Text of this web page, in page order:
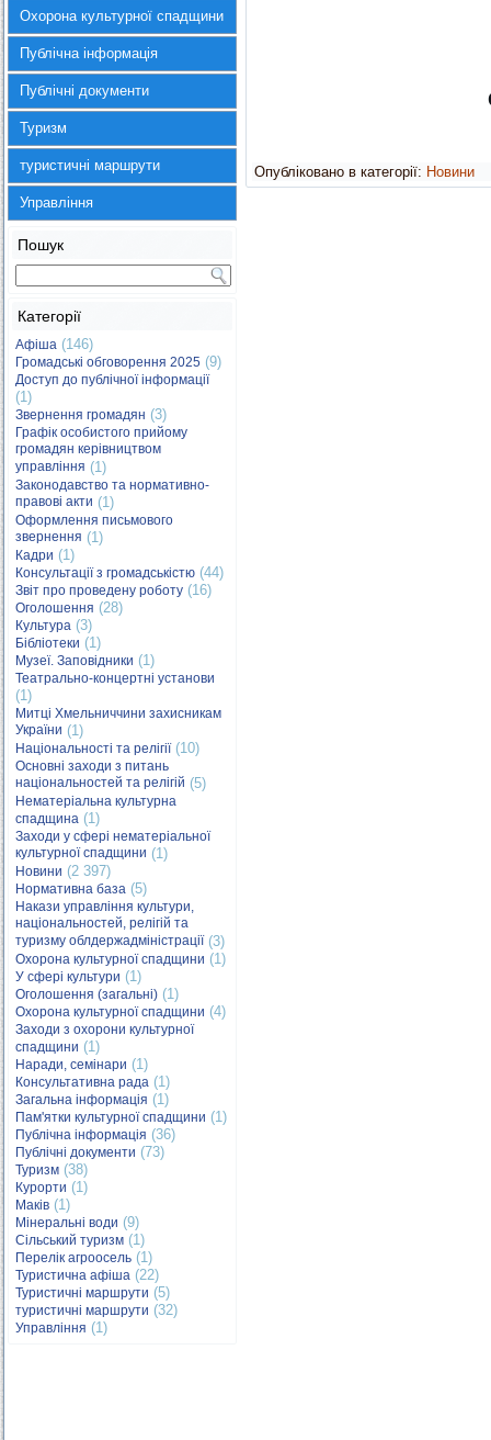
Охорона культурної спадщини
Публічна інформація
Публічні документи
Туризм
туристичні маршрути
Управління
Пошук
Категорії
Афіша (146)
Громадські обговорення 2025 (9)
Доступ до публічної інформації
(1)
Звернення громадян (3)
Графік особистого прийому
громадян керівництвом
управління (1)
Законодавство та нормативно-
правові акти (1)
Оформлення письмового
звернення (1)
Кадри (1)
Консультації з громадськістю (44)
Звіт про проведену роботу (16)
Оголошення (28)
Культура (3)
Бібліотеки (1)
Музеї. Заповідники (1)
Театрально-концертні установи
(1)
Митці Хмельниччини захисникам
України (1)
Національності та релігії(10)
Основні заходи з питань
національностей та релігій (5)
Нематеріальна культурна
спадщина (1)
Заходи у сфері нематеріальної
культурної спадщини (1)
Новини (2 397)
Нормативна база (5)
Накази управління культури,
національностей, релігій та
туризму облдержадміністрації(3)
Охорона культурної спадщини (1)
У сфері культури (1)
Оголошення (загальні) (1)
Охорона культурної спадщини (4)
Заходи з охорони культурної
спадщини (1)
Наради, семінари (1)
Консультативна рада (1)
Загальна інформація (1)
Пам'ятки культурної спадщини (1)
Публічна інформація (36)
Публічні документи (73)
Туризм (38)
Курорти (1)
Маків (1)
Мінеральні води (9)
Сільський туризм (1)
Перелік агроосель (1)
Туристична афіша (22)
Туристичні маршрути (5)
туристичні маршрути (32)
Управління (1)
Chrystus
Опубліковано в категорії: Новини